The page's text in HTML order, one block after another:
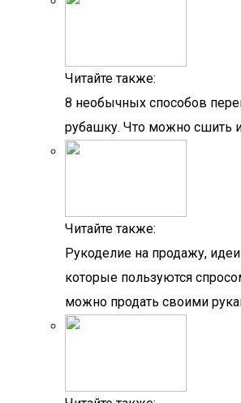
Читайте также:
8 необычных способов
рубашку. Что можно сшить
Читайте также:
Рукоделие на продажу,
которые пользуются
можно продать своими